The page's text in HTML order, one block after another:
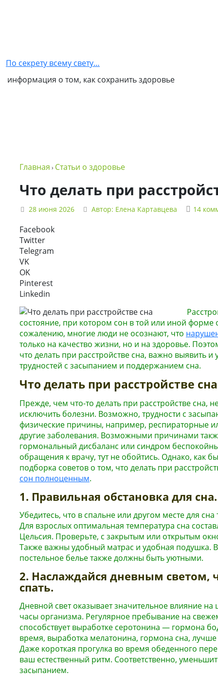
партнером
NSP
в
NSP
Политика
По секрету всему свету…
информация о том, как сохранить здоровье
Главная › Статьи о здоровье
Что делать при
28 июня 2026 Автор: Елена Картавцева 14
Facebook
Twitter
Telegram
VK
OK
Pinterest
Linkedin
состояние, при котором сон в той или иной форме
сожалению, многие люди не осознают, что
только на качество жизни, но и на здоровье.
что делать при расстройстве сна, важно выявить
трудностей с засыпанием и поддержанием сна.
Что делать при расстройстве
Прежде, чем что-то делать при расстройстве сна,
исключить болезни. Возможно, трудности с
физические причины, например, респираторные
другие заболевания. Возможными причинами
гормональный дисбаланс или синдром
обращения к врачу, тут не обойтись. Однако, как
подборка советов о том, что делать при
сон полноценным.
1. Правильная обстановка для сна.
Убедитесь, что в спальне или другом месте для
Для взрослых оптимальная температура сна
Цельсия. Проверьте, с закрытым или открытым
Также важны удобный матрас и удобная подушка.
постельное белье также должны быть уютными.
2. Наслаждайся дневным светом,
спать.
Дневной свет оказывает значительное влияние на
часы организма. Регулярное пребывание на
способствует выработке серотонина — гормона
время, выработка мелатонина, гормона сна,
Даже короткая прогулка во время обеденного
ваш естественный ритм. Соответственно,
засыпанием.